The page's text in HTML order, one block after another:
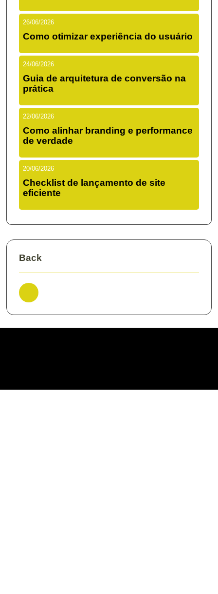
26/06/2026
Como otimizar experiência do usuário
24/06/2026
Guia de arquitetura de conversão na
prática
22/06/2026
Como alinhar branding e performance
de verdade
20/06/2026
Checklist de lançamento de site
eficiente
Back